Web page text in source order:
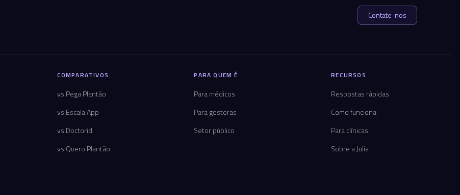
Contate-nos
COMPARATIVOS
vs Pega Plantão
vs Escala App
vs Doctorid
vs Quero Plantão
PARA QUEM É
Para médicos
Para gestoras
Setor público
RECURSOS
Respostas rápidas
Como funciona
Para clínicas
Sobre a Julia